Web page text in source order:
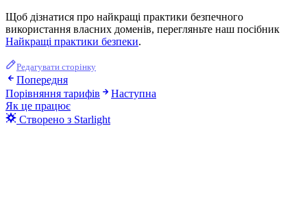
Щоб дізнатися про найкращі практики безпечного
використання власних доменів, перегляньте наш посібник
Найкращі практики безпеки.
Редагувати сторінку
Попередня
Порівняння тарифів
Наступна
Як це працює
Створено з Starlight